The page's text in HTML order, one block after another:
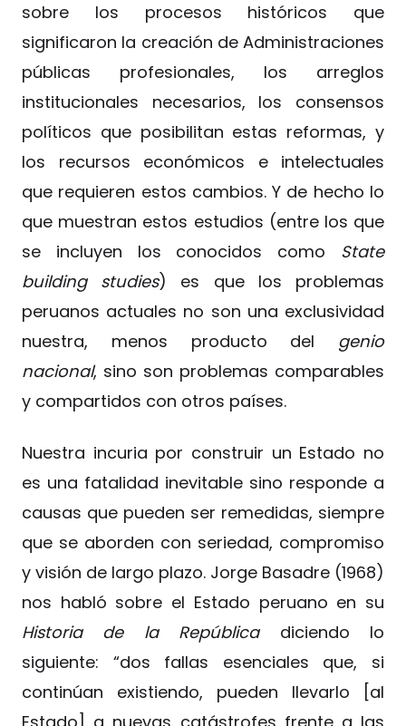
sobre los procesos históricos que
significaron la creación de Administraciones
públicas profesionales, los arreglos
institucionales necesarios, los consensos
políticos que posibilitan estas reformas, y
los recursos económicos e intelectuales
que requieren estos cambios. Y de hecho lo
que muestran estos estudios (entre los que
se incluyen los conocidos como State
building studies) es que los problemas
peruanos actuales no son una exclusividad
nuestra, menos producto del genio
nacional, sino son problemas comparables
y compartidos con otros países.
Nuestra incuria por construir un Estado no
es una fatalidad inevitable sino responde a
causas que pueden ser remedidas, siempre
que se aborden con seriedad, compromiso
y visión de largo plazo. Jorge Basadre (1968)
nos habló sobre el Estado peruano en su
Historia de la República diciendo lo
siguiente: “dos fallas esenciales que, si
continúan existiendo, pueden llevarlo [al